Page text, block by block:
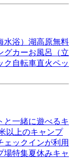
水浴） 湖高原無料
グカーお風呂（立
ク 自転車直火ペッ
と一緒に遊べるキ
以上のキャンプ
ェックインが利用
場特集夏休みキャ